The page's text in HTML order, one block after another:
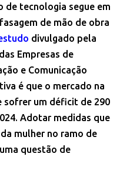
de tecnologia segue em
de mão de obra
divulgado pela
Empresas de
e Comunicação
é que o mercado na
sofrer um déficit de 290
Adotar medidas que
mulher no ramo de
questão de